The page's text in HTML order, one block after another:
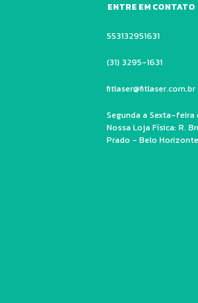
ENTRE EM CONTATO
553132951631
(31) 3295-1631
fitlaser@fitlaser.com.br
Segunda a Sexta-feira
Nossa Loja Física: R.
Prado - Belo